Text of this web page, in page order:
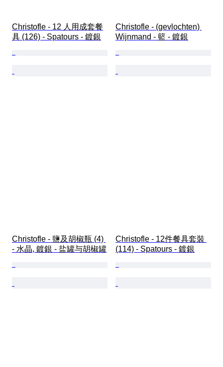
Christofle - 12 人用成套餐
具 (126) - Spatours - 鍍銀
Christofle - (gevlochten)
Wijnmand - 籃 - 鍍銀
Christofle - 鹽及胡椒瓶 (4)
- 水晶, 鍍銀 - 盐罐与胡椒罐
Christofle - 12件餐具套裝
(114) - Spatours - 鍍銀